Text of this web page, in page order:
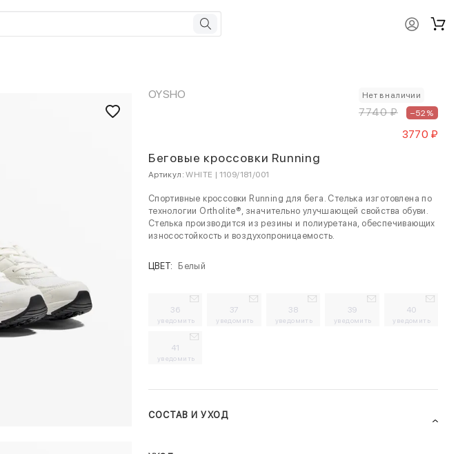
OYSHO Нет в наличии
7740 ₽ –52%
3770 ₽
Беговые кроссовки Running
Артикул: WHITE | 1109/181/001
Спортивные кроссовки Running для бега. Стелька изготовлена по
технологии Ortholite®, значительно улучшающей свойства обуви.
Стелька производится из резины и полиуретана, обеспечивающих
износостойкость и воздухопроницаемость.
ЦВЕТ: Белый
36
уведомить
37
уведомить
38
уведомить
39
уведомить
40
уведомить
41
уведомить
СОСТАВ И УХОД